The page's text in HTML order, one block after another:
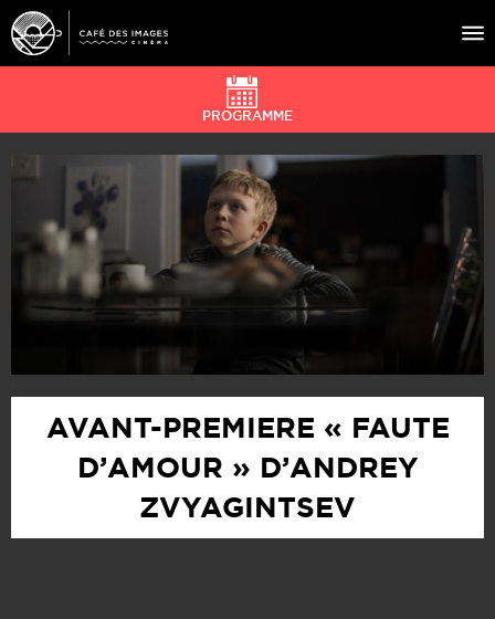
À L’AFFICHE
ÉVÉNEMENTS
CAFÉ DU CINÉ
PRATIQUE
ÉDUCATION AUX IMAGES
PROGRAMME
AVANT-PREMIERE « FAUTE
D’AMOUR » D’ANDREY
ZVYAGINTSEV